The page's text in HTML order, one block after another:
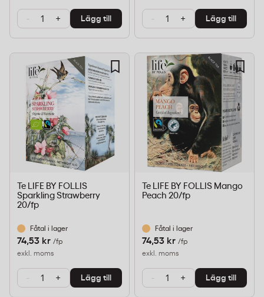
- + Lägg till - + Lägg till
Te LIFE BY FOLLIS
Sparkling Strawberry
20/fp
Fåtal i lager
74,53 kr /fp
exkl. moms
- + Lägg till
Te LIFE BY FOLLIS Mango
Peach 20/fp
Fåtal i lager
74,53 kr /fp
exkl. moms
- + Lägg till